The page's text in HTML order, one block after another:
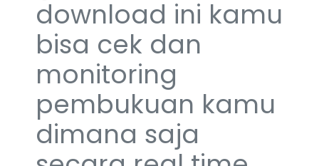
download ini kamu
bisa cek dan
monitoring
pembukuan kamu
dimana saja